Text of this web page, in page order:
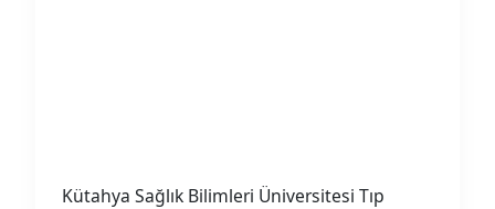
Kütahya Sağlık Bilimleri Üniversitesi Tıp